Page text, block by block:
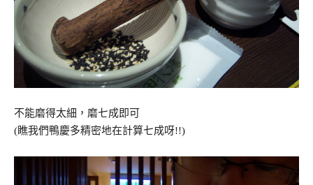
不能磨得太細，磨七成即可
(瞧我們鴨慶多精密地在計算七成呀!!)